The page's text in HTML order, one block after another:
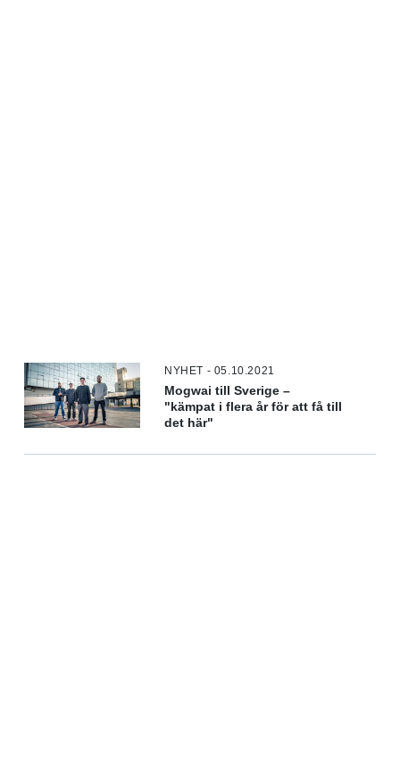
NYHET - 05.10.2021
Mogwai till Sverige –
"kämpat i flera år för att få till
det här"